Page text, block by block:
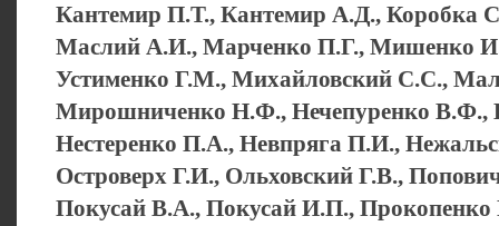
Кантемир П.Т., Кантемир А.Д., Коробка
Маслий А.И., Марченко П.Г., Мишенко
Устименко Г.М., Михайловский С.С.,
Мирошниченко Н.Ф., Нечепуренко В.Ф.,
Нестеренко П.А., Невпряга П.И.,
Островерх Г.И., Ольховский Г.В.,
Покусай В.А., Покусай И.П.,